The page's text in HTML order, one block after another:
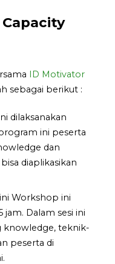
Capacity
ID Motivator
sebagai berikut :
dilaksanakan
ini peserta
dan
diaplikasikan
Workshop ini
jam. Dalam sesi ini
knowledge, teknik-
peserta di